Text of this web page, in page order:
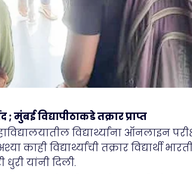
विद्यापीठाकडे तक्रार प्राप्त
विद्यार्थ्यांना ऑनलाइन
काही विद्यार्थ्यांची तक्रार विद्यार्थी
धुरी यांनी दिली.